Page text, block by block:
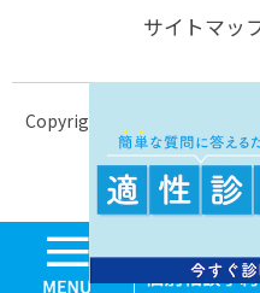
サイトマッ
Copyright © 2004-2026